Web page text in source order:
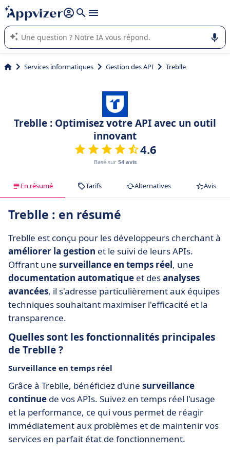
répondre (plusieurs lignes avec
L'IA de Appvizer vous guide dans l'utilisation ou la sélection de
logiciel SaaS en entreprise.
Services informatiques Gestion des API Treblle
Treblle : Optimisez votre API avec un outil
innovant
4.6
Basé sur 54 avis
En résumé Tarifs Alternatives Avis
Treblle : en résumé
Treblle est conçu pour les développeurs cherchant à
améliorer la gestion et le suivi de leurs APIs.
Offrant une surveillance en temps réel, une
documentation automatique et desanalyses
avancées, il s'adresse particulièrement aux équipes
techniques souhaitant maximiser l'efficacité et la
transparence.
Quelles sont les fonctionnalités principales
de Treblle ?
Surveillance en temps réel
Grâce à Treblle, bénéficiez d'une surveillance
continue de vos APIs. Suivez en temps réel l'usage
et la performance, ce qui vous permet de réagir
immédiatement aux problèmes et de maintenir vos
services en parfait état de fonctionnement.